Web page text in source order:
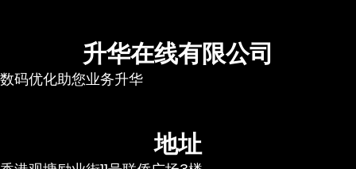
升华在线有限公司
数码优化助您业务升华
地址